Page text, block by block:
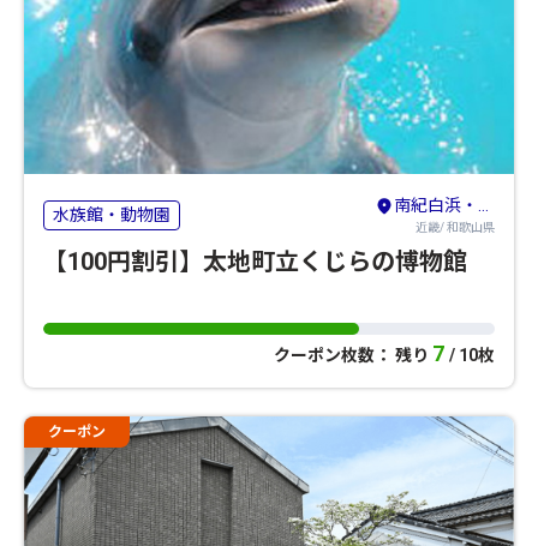
水族館・動物園 南紀白浜・龍神・熊野古道・新宮
近畿/ 和歌山県
【100円割引】太地町立くじらの博物館
クーポン枚数： 残り 7 / 10枚
クーポン